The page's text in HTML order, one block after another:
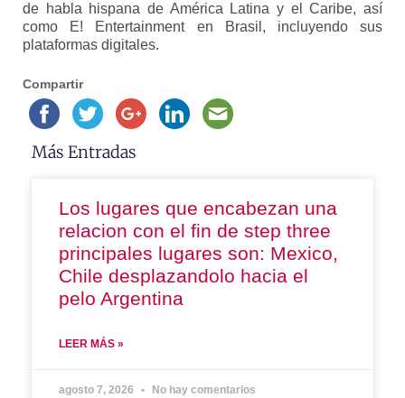
de habla hispana de América Latina y el Caribe, así
como E! Entertainment en Brasil, incluyendo sus
plataformas digitales.
Compartir
Más Entradas
Los lugares que encabezan una
relacion con el fin de step three
principales lugares son: Mexico,
Chile desplazandolo hacia el
pelo Argentina
LEER MÁS »
agosto 7, 2026 No hay comentarios